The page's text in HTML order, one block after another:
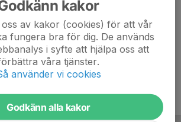
kakor
av kakor (cookies) för att vår
fungera bra för dig. De används
i syfte att hjälpa oss att
våra tjänster.
använder vi cookies
Godkänn alla kakor